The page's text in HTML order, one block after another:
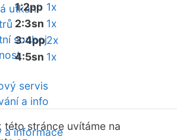
utkání
souboj
servis
a info
a informace
1:2pp 1x
2:3sn 1x
3:4pp2x
4:5sn 1x
této stránce uvítáme na